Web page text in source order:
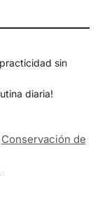
sin
diaria!
Conservación de